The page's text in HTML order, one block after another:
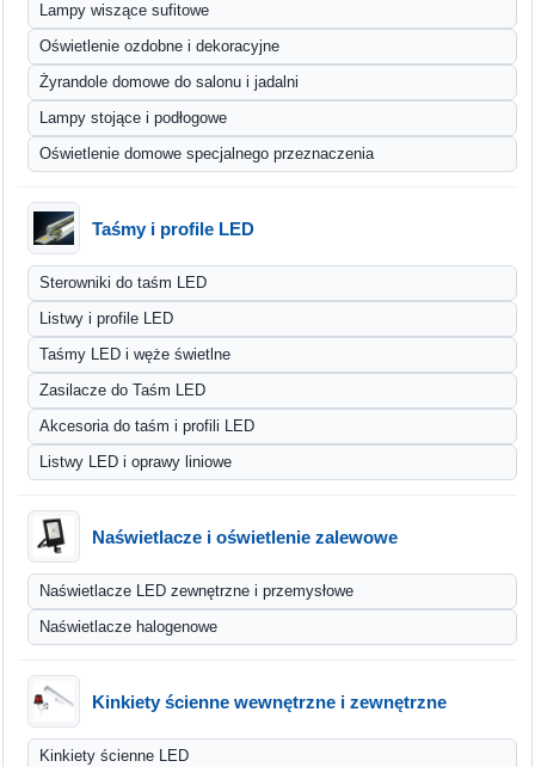
Lampy wiszące sufitowe
Oświetlenie ozdobne i dekoracyjne
Żyrandole domowe do salonu i jadalni
Lampy stojące i podłogowe
Oświetlenie domowe specjalnego przeznaczenia
Taśmy i profile LED
Sterowniki do taśm LED
Listwy i profile LED
Taśmy LED i węże świetlne
Zasilacze do Taśm LED
Akcesoria do taśm i profili LED
Listwy LED i oprawy liniowe
Naświetlacze i oświetlenie zalewowe
Naświetlacze LED zewnętrzne i przemysłowe
Naświetlacze halogenowe
Kinkiety ścienne wewnętrzne i zewnętrzne
Kinkiety ścienne LED